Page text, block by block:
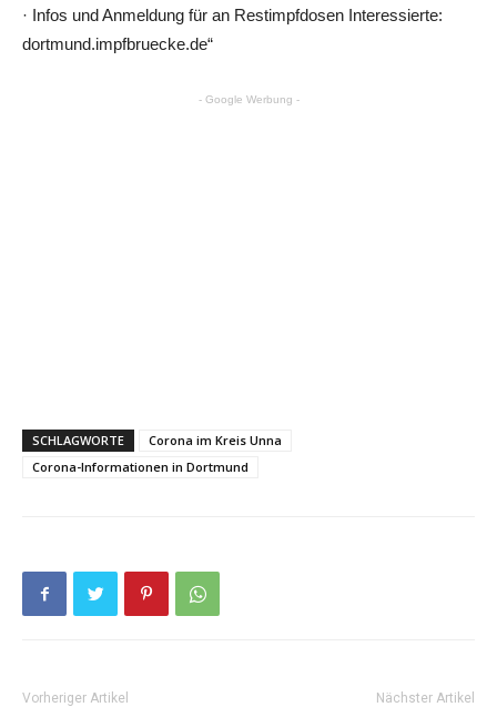
· Infos und Anmeldung für an Restimpfdosen Interessierte:
dortmund.impfbruecke.de“
- Google Werbung -
SCHLAGWORTE
Corona im Kreis Unna
Corona-Informationen in Dortmund
Vorheriger Artikel Nächster Artikel